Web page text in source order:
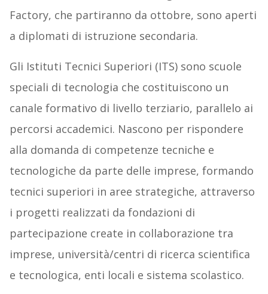
Factory, che partiranno da ottobre, sono aperti
a diplomati di istruzione secondaria.
Gli Istituti Tecnici Superiori (ITS) sono scuole
speciali di tecnologia che costituiscono un
canale formativo di livello terziario, parallelo ai
percorsi accademici. Nascono per rispondere
alla domanda di competenze tecniche e
tecnologiche da parte delle imprese, formando
tecnici superiori in aree strategiche, attraverso
i progetti realizzati da fondazioni di
partecipazione create in collaborazione tra
imprese, università/centri di ricerca scientifica
e tecnologica, enti locali e sistema scolastico.